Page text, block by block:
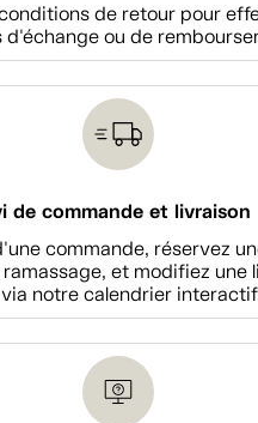
de retour pour
d'échange ou de
de commande et livraison
commande, réservez
et modifiez une
notre calendrier